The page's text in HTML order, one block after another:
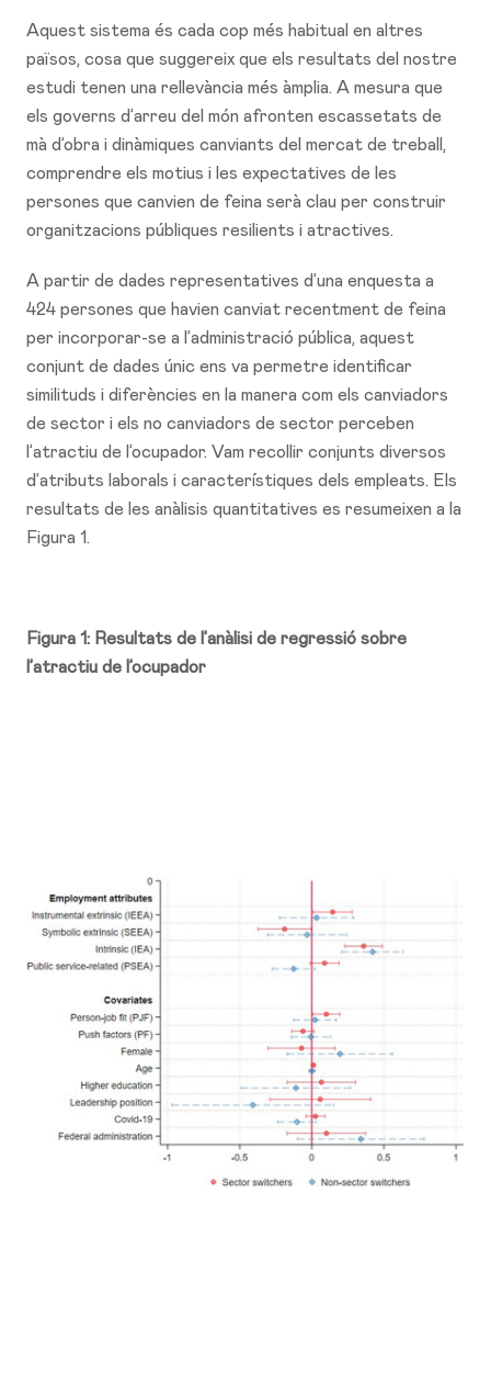
Aquest sistema és cada cop més habitual en altres
països, cosa que suggereix que els resultats del nostre
estudi tenen una rellevància més àmplia. A mesura que
els governs d’arreu del món afronten escassetats de
mà d’obra i dinàmiques canviants del mercat de treball,
comprendre els motius i les expectatives de les
persones que canvien de feina serà clau per construir
organitzacions públiques resilients i atractives.
A partir de dades representatives d’una enquesta a
424 persones que havien canviat recentment de feina
per incorporar-se a l’administració pública, aquest
conjunt de dades únic ens va permetre identificar
similituds i diferències en la manera com els canviadors
de sector i els no canviadors de sector perceben
l’atractiu de l’ocupador. Vam recollir conjunts diversos
d’atributs laborals i característiques dels empleats. Els
resultats de les anàlisis quantitatives es resumeixen a la
Figura 1.
Figura 1: Resultats de l’anàlisi de regressió sobre
l’atractiu de l’ocupador